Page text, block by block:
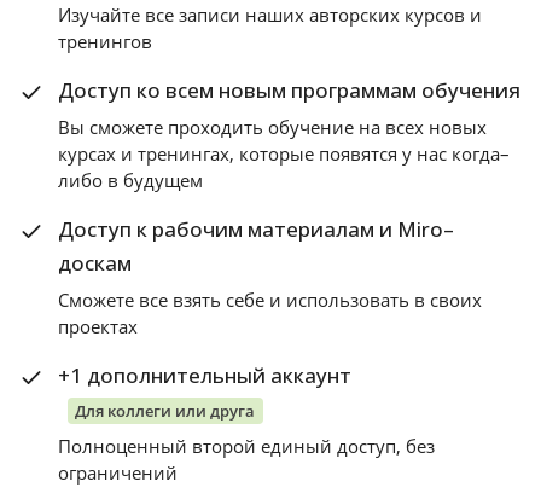
Изучайте все записи наших авторских курсов и
тренингов
Доступ ко всем новым программам обучения
Вы сможете проходить обучение на всех новых
курсах и тренингах, которые появятся у нас когда–
либо в будущем
Доступ к рабочим материалам и Miro–
доскам
Сможете все взять себе и использовать в своих
проектах
+1 дополнительный аккаунт
Для коллеги или друга
Полноценный второй единый доступ, без
ограничений